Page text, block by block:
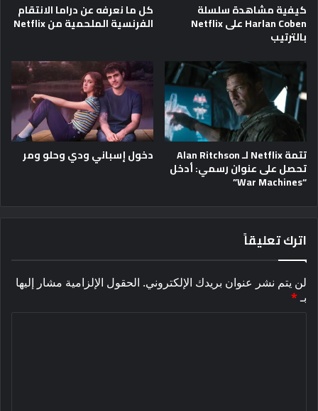
كيفية مشاهدة سلسلة
Harlan Coben على Netflix
بالترتيب
كل ما نعرفه عن دراما الانتقام
الفرنسية الملحمية من Netflix
تتمة Netflix لـ Alan Ritchson
تحصل على عنوان رسمي: أدخل
“War Machines”
دخول إسباني ودي وحلو ومر
اترك تعليقاً
لن يتم نشر عنوان بريدك الإلكتروني. الحقول الإلزامية مشار إليها
بـ*